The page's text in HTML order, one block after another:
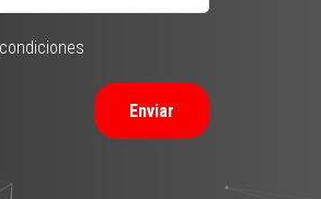
Enviar